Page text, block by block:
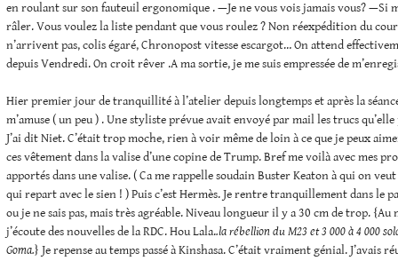
en roulant sur son fauteuil ergonomique . —Je ne vous vois jamais vous? —Si
râler. Vous voulez la liste pendant que vous roulez ? Non réexpédition du
n’arrivent pas, colis égaré, Chronopost vitesse escargot… On attend
depuis Vendredi. On croit rêver .A ma sortie, je me suis empressée de
Hier premier jour de tranquillité à l’atelier depuis longtemps et après la
m’amuse ( un peu ) . Une styliste prévue avait envoyé par mail les trucs
J’ai dit Niet. C’était trop moche, rien à voir même de loin à ce que je peux
ces vêtement dans la valise d’une copine de Trump. Bref me voilà avec mes
apportés dans une valise. ( Ca me rappelle soudain Buster Keaton à qui on
qui repart avec le sien ! ) Puis c’est Hermès. Je rentre tranquillement dans le
ou je ne sais pas, mais très agréable. Niveau longueur il y a 30 cm de trop. {Au
j’écoute des nouvelles de la RDC. Hou Lala..la rébellion du M23 et 3 000 à 4 000
Goma.} Je repense au temps passé à Kinshasa. C’était vraiment génial. J’avais